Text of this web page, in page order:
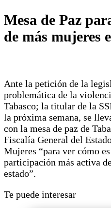
Mesa de Paz
de más mujeres
Ante la petición de la
problemática de la
Tabasco; la titular de la
la próxima semana, se
con la mesa de paz de
Fiscalía General del
Mujeres “para ver cómo
participación más activa
estado”.
Te puede interesar